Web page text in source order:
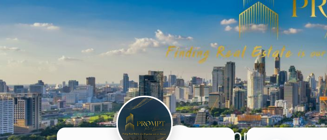
นท์
UpSkill
Podcast